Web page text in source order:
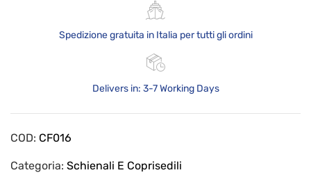
Spedizione gratuita in Italia per tutti gli ordini
Delivers in: 3-7 Working Days
COD: CF016
Categoria: Schienali E Coprisedili